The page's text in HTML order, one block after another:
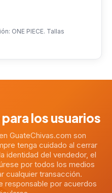
ONE PIECE. Tallas
los usuarios
GuateChivas.com son
tenga cuidado al cerrar
identidad del vendedor, el
por todos los medios
cualquier transacción.
responsable por acuerdos